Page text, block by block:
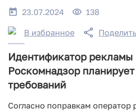
23.07.2024 138
В избранное
Идентификатор рекламы
Роскомнадзор
требований
Согласно поправкам